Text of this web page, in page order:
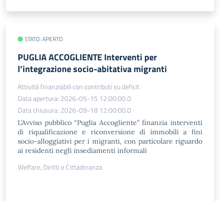
STATO: APERTO
PUGLIA ACCOGLIENTE Interventi per
l’integrazione socio-abitativa migranti
Attività finanziabili con contributi su deficit
Data apertura: 2026-05-15 12:00:00.0
Data chiusura: 2026-09-18 12:00:00.0
L’Avviso pubblico “Puglia Accogliente” finanzia interventi
di riqualificazione e riconversione di immobili a fini
socio-alloggiativi per i migranti, con particolare riguardo
ai residenti negli insediamenti informali
Welfare, Diritti e Cittadinanza